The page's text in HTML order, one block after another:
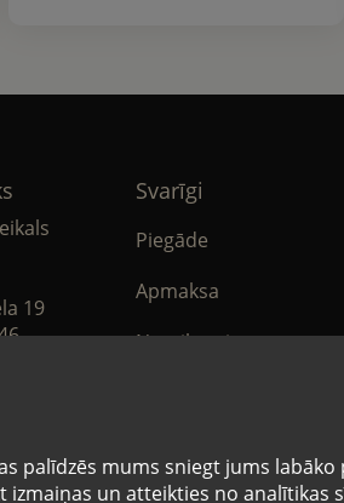
palīdzēs mums sniegt jums
izmaiņas un atteikties no analītikas
19
Svarīgi
Piegāde
Apmaksa
Noteikumi